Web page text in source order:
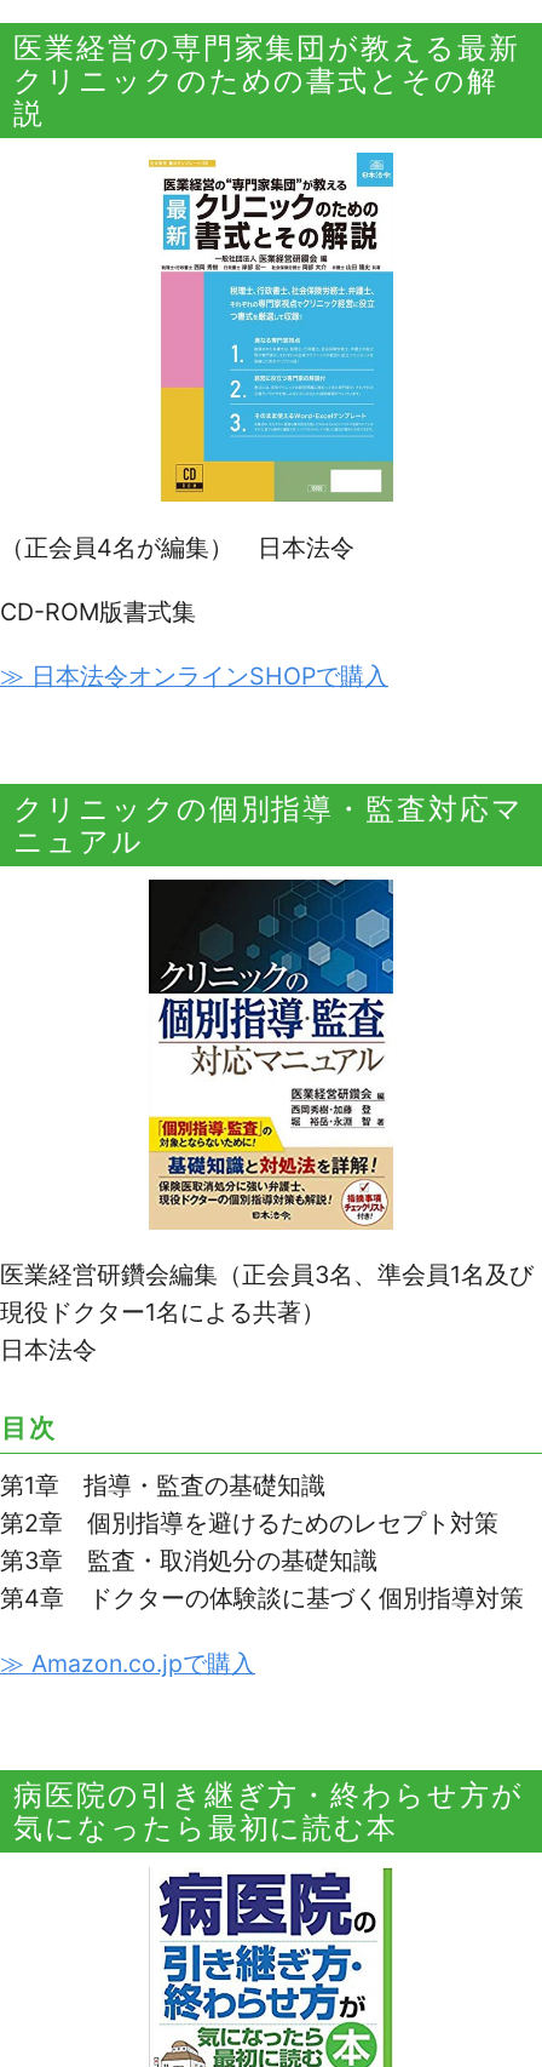
医業経営の専門家集団が教える最新
クリニックのための書式とその解
説
（正会員4名が編集） 日本法令
CD-ROM版書式集
≫ 日本法令オンラインSHOPで購入
クリニックの個別指導・監査対応マ
ニュアル
医業経営研鑽会編集（正会員3名、準会員1名及び
現役ドクター1名による共著）
日本法令
目次
第1章 指導・監査の基礎知識
第2章 個別指導を避けるためのレセプト対策
第3章 監査・取消処分の基礎知識
第4章 ドクターの体験談に基づく個別指導対策
≫ Amazon.co.jpで購入
病医院の引き継ぎ方・終わらせ方が
気になったら最初に読む本